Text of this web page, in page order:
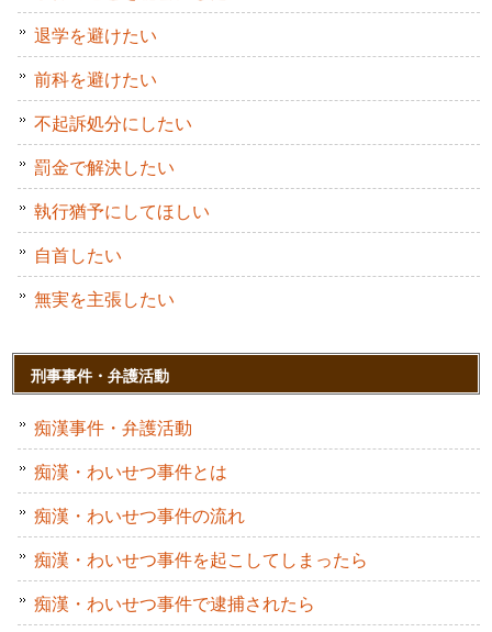
退学を避けたい
前科を避けたい
不起訴処分にしたい
罰金で解決したい
執行猶予にしてほしい
自首したい
無実を主張したい
刑事事件・弁護活動
痴漢事件・弁護活動
痴漢・わいせつ事件とは
痴漢・わいせつ事件の流れ
痴漢・わいせつ事件を起こしてしまったら
痴漢・わいせつ事件で逮捕されたら